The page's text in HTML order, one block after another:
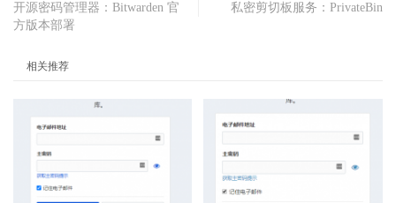
开源密码管理器：Bitwarden 官
方版本部署
私密剪切板服务：PrivateBin
相关推荐